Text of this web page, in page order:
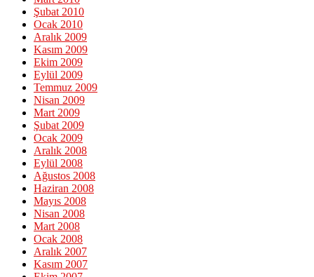
Şubat 2010
Ocak 2010
Aralık 2009
Kasım 2009
Ekim 2009
Eylül 2009
Temmuz 2009
Nisan 2009
Mart 2009
Şubat 2009
Ocak 2009
Aralık 2008
Eylül 2008
Ağustos 2008
Haziran 2008
Mayıs 2008
Nisan 2008
Mart 2008
Ocak 2008
Aralık 2007
Kasım 2007